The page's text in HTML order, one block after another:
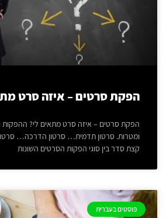
הפקת סרטים – איזה סרט
הפקת סרטים – איזה סרט מתאים לי? ההפקות
ומטרות. סרטון תדמית… סרטון הדרכה…
קצת סדר בין סוגי הפקות הסרטים השונות
פוסטים בעברית